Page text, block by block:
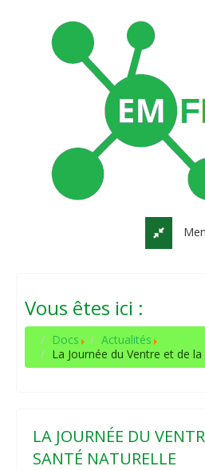
Vous êtes ici :
Docs
Actualités
La Journée du Ventre et de
LA JOURNÉE DU
SANTÉ NATURELLE